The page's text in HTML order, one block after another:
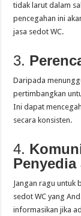
tidak larut dalam
pencegahan ini
jasa sedot WC.
3.
Daripada
pertimbangkan
Ini dapat
secara konsisten.
4.
Penyedia
Jangan ragu untuk
sedot WC yang
informasikan jika